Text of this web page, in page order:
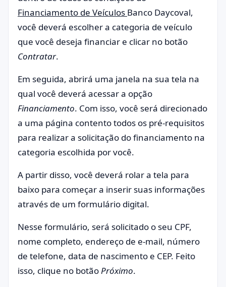
Financiamento de Veículos Banco Daycoval,
você deverá escolher a categoria de veículo
que você deseja financiar e clicar no botão
Contratar.
Em seguida, abrirá uma janela na sua tela na
qual você deverá acessar a opção
Financiamento. Com isso, você será direcionado
a uma página contento todos os pré-requisitos
para realizar a solicitação do financiamento na
categoria escolhida por você.
A partir disso, você deverá rolar a tela para
baixo para começar a inserir suas informações
através de um formulário digital.
Nesse formulário, será solicitado o seu CPF,
nome completo, endereço de e-mail, número
de telefone, data de nascimento e CEP. Feito
isso, clique no botãoPróximo.